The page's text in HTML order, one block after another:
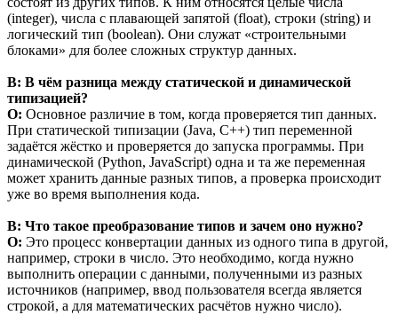
(integer), числа с плавающей запятой (float), строки (string) и
логический тип (boolean). Они служат «строительными
блоками» для более сложных структур данных.
В: В чём разница между статической и динамической
типизацией?
О: Основное различие в том, когда проверяется тип данных.
При статической типизации (Java, C++) тип переменной
задаётся жёстко и проверяется до запуска программы. При
динамической (Python, JavaScript) одна и та же переменная
может хранить данные разных типов, а проверка происходит
уже во время выполнения кода.
В: Что такое преобразование типов и зачем оно нужно?
О: Это процесс конвертации данных из одного типа в другой,
например, строки в число. Это необходимо, когда нужно
выполнить операции с данными, полученными из разных
источников (например, ввод пользователя всегда является
строкой, а для математических расчётов нужно число).